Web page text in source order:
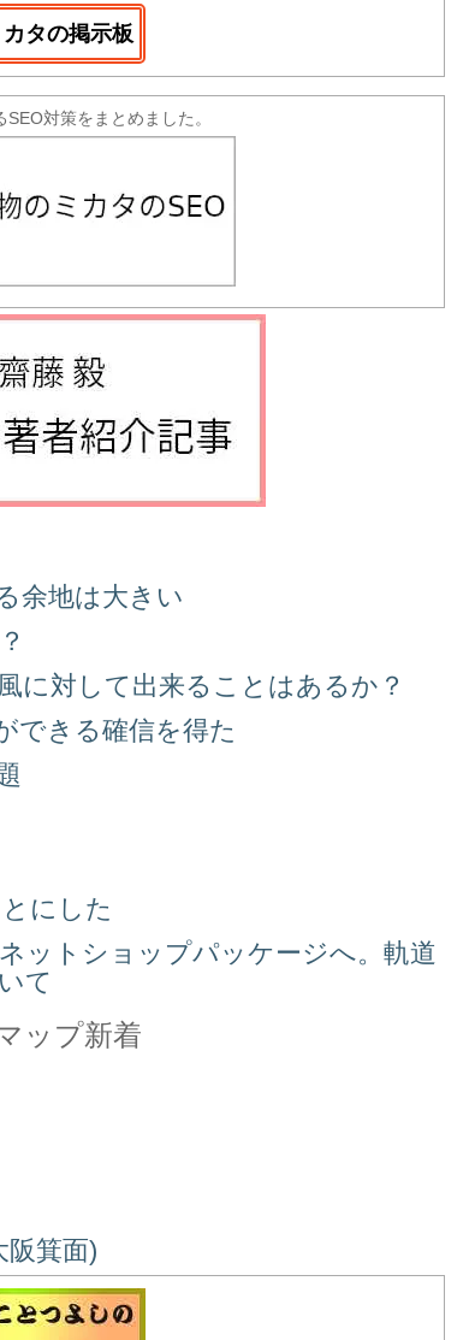
タの掲示板
対策をまとめました。
余地は大きい
に対して出来ることはあるか？
できる確信を得た
にした
ットショップパッケージへ。軌道
て
ップ新着
箕面)